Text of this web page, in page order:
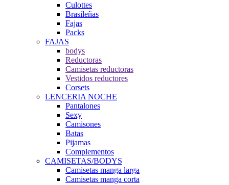
Culottes
Brasileñas
Fajas
Packs
FAJAS
bodys
Reductoras
Camisetas reductoras
Vestidos reductores
Corsets
LENCERIA NOCHE
Pantalones
Sexy
Camisones
Batas
Pijamas
Complementos
CAMISETAS/BODYS
Camisetas manga larga
Camisetas manga corta